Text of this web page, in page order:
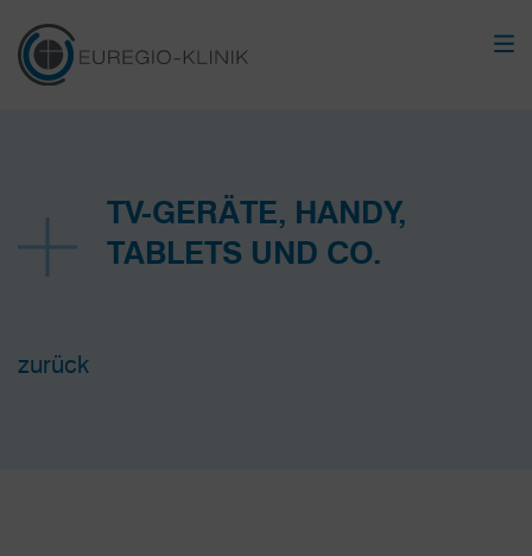
TV-GERÄTE, HANDY,
TABLETS UND CO.
zurück